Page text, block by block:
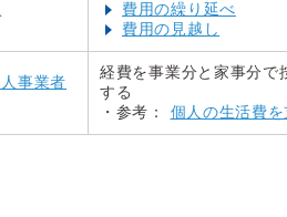
費用の繰り延べ
費用の見越し
事業者
経費を事業分と家事分で
する
・参考： 個人の生活費を